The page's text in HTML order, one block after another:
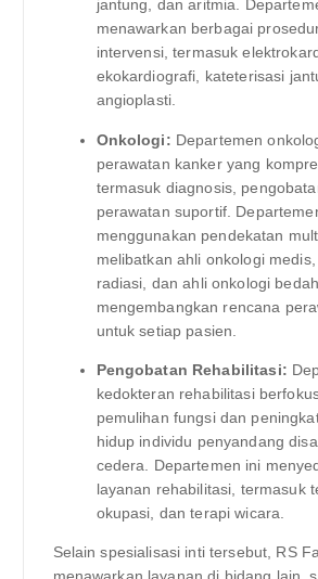
jantung, dan aritmia.
menawarkan berbagai
intervensi, termasuk
ekokardiografi, kateterisasi
angioplasti.
Onkologi: Departemen
perawatan kanker yang
termasuk diagnosis,
perawatan suportif.
menggunakan pendekatan
melibatkan ahli onkologi
radiasi, dan ahli onkologi
mengembangkan rencana
untuk setiap pasien.
Pengobatan Rehabilitasi:
kedokteran rehabilitasi
pemulihan fungsi dan
hidup individu penyandang
cedera. Departemen ini
layanan rehabilitasi, termasuk
okupasi, dan terapi wicara.
Selain spesialisasi inti tersebut, RS
menawarkan layanan di bidang lain,